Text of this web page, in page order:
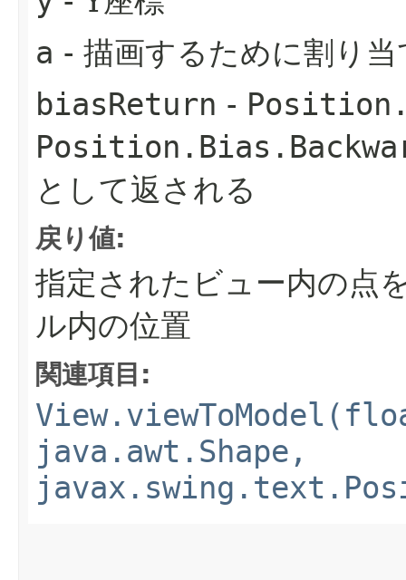
a - 描画するために割り
biasReturn -
として返される
戻り値:
指定されたビュー内の点
ル内の位置
関連項目:
java.awt.Shape,